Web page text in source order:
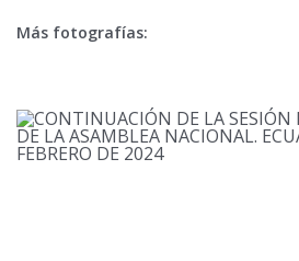
Más fotografías: